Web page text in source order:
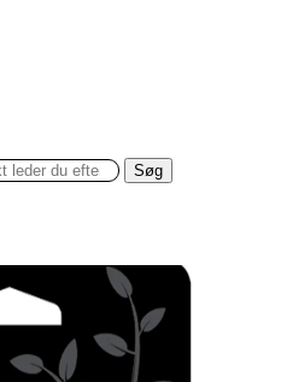
Søg